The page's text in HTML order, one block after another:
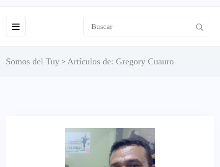
Somos del Tuy > Artículos de: Gregory Cuauro